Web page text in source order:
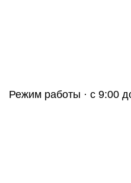
Режим работы · с 9:00